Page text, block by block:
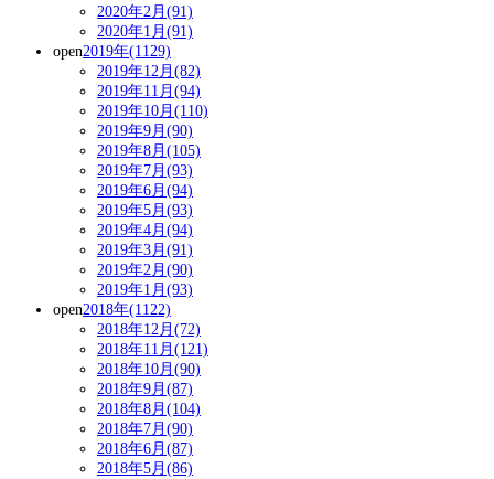
2020年2月(91)
2020年1月(91)
open2019年(1129)
2019年12月(82)
2019年11月(94)
2019年10月(110)
2019年9月(90)
2019年8月(105)
2019年7月(93)
2019年6月(94)
2019年5月(93)
2019年4月(94)
2019年3月(91)
2019年2月(90)
2019年1月(93)
open2018年(1122)
2018年12月(72)
2018年11月(121)
2018年10月(90)
2018年9月(87)
2018年8月(104)
2018年7月(90)
2018年6月(87)
2018年5月(86)